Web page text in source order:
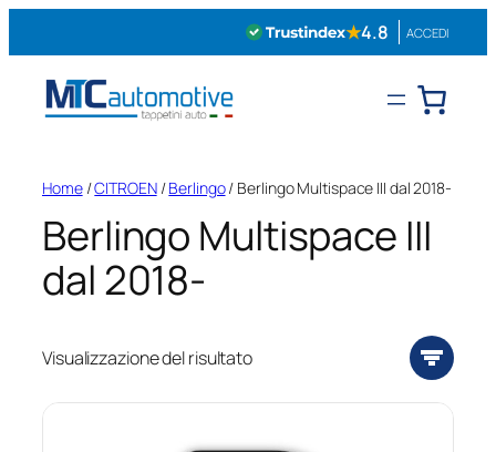
★4.8 ACCEDI
Home/CITROEN/Berlingo/ Berlingo Multispace III dal 2018-
Berlingo Multispace III
dal 2018-
Visualizzazione del risultato